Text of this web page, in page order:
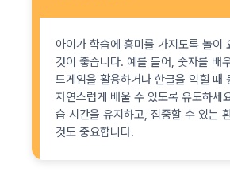
아이가 학습에 흥미를 가지도록 놀이
것이 좋습니다. 예를 들어, 숫자를 배
드게임을 활용하거나 한글을 익힐 때
자연스럽게 배울 수 있도록 유도하세
습 시간을 유지하고, 집중할 수 있는
것도 중요합니다.